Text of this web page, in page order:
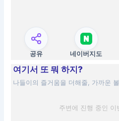
공유 네이버지도
여기서 또 뭐 하지?
나들이의 즐거움을 더해줄, 가까운
주변에 진행 중인 이